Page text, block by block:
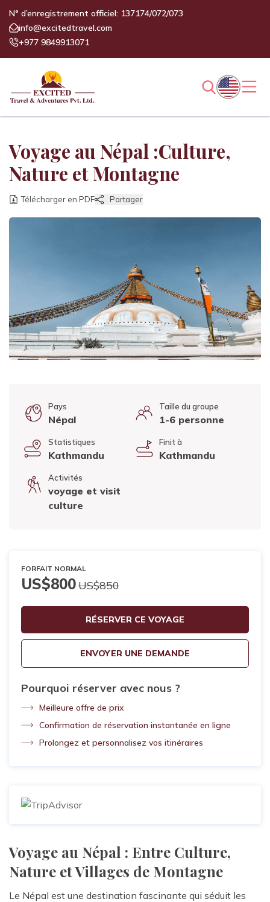
N° d’enregistrement officiel: 137174/072/073
info@excitedtravel.com
+977 9849913071
Voyage au Népal :Culture,
Nature et Montagne
Télécharger en PDF Partager
Pays
Népal
Taille du groupe
1-6 personne
Statistiques
Kathmandu
Finit à
Kathmandu
Activités
voyage et visit
culture
FORFAIT NORMAL
US$800US$850
RÉSERVER CE VOYAGE
ENVOYER UNE DEMANDE
Pourquoi réserver avec nous ?
Meilleure offre de prix
Confirmation de réservation instantanée en ligne
Prolongez et personnalisez vos itinéraires
Voyage au Népal : Entre Culture,
Nature et Villages de Montagne
Le Népal est une destination fascinante qui séduit les